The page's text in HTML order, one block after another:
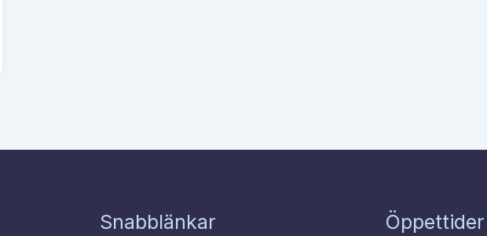
Snabblänkar Öppettider